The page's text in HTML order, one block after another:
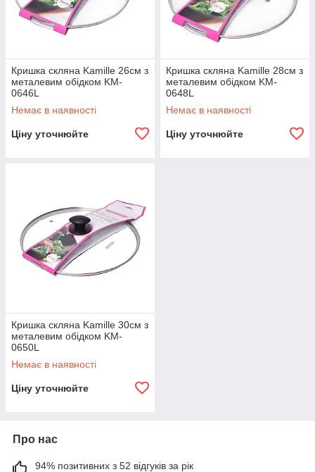
Кришка скляна Kamille 26см з
металевим обідком KM-
0646L
Немає в наявності
Ціну уточнюйте
Кришка скляна Kamille 28см з
металевим обідком KM-
0648L
Немає в наявності
Ціну уточнюйте
Кришка скляна Kamille 30см з
металевим обідком KM-
0650L
Немає в наявності
Ціну уточнюйте
Про нас
94% позитивних з 52 відгуків за рік